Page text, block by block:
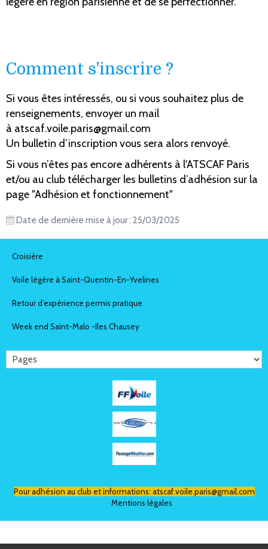
Comment s'inscrire ?
Si vous êtes intéressés, ou si vous souhaitez plus de
renseignements, envoyer un mail
à atscaf.voile.paris@gmail.com
Un bulletin d’inscription vous sera alors renvoyé.
Si vous n’êtes pas encore adhérents à l'ATSCAF Paris
et/ou au club télécharger les bulletins d’adhésion sur la
page"Adhésion et fonctionnement"
Date de dernière mise à jour : 25/03/2025
Croisière
Voile légère à Saint-Quentin-En-Yvelines
Retour d’expérience permis pratique
Week end Saint-Malo -Iles Chausey
Pour adhésion au club et informations: atscaf.voile.paris@gmail.com
Mentions légales